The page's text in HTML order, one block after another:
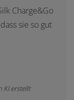
Charge&Go
sie so gut
KI erstellt